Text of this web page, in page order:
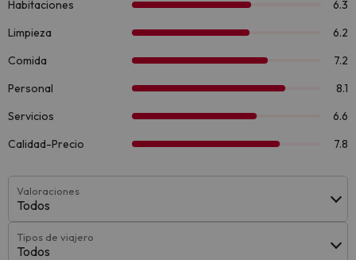
Valoraciones
Todos
Tipos de viajero
Todos